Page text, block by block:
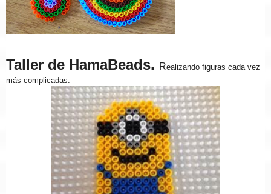
Taller de HamaBeads. Realizando figuras cada vez
más complicadas.